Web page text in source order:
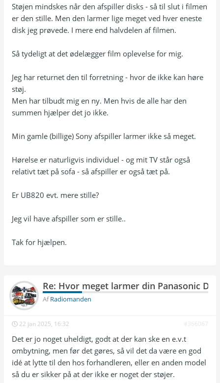
Støjen mindskes når den afspiller disks - så til slut i filmen
er den stille. Men den larmer lige meget ved hver eneste
disk jeg prøvede. I mere end halvdelen af filmen.
Så tydeligt at det ødelægger film oplevelse for mig.
Jeg har returnet den til forretning - hvor de ikke kan høre
støj.
Men har tilbudt mig en ny. Men hvis de alle har den
summen hjælper det jo ikke.
Min gamle (billige) Sony afspiller larmer ikke så meget.
Hørelse er naturligvis individuel - og mit TV står også
relativt tæt på sofa - så afspiller er også tæt på.
Er UB820 evt. mere stille?
Jeg vil have afspiller som er stille..
Tak for hjælpen.
Re: Hvor meget larmer din Panasonic DP-
AfRadiomanden
22 jan 2025, 16:32 #366067
Det er jo noget uheldigt, godt at der kan ske en e.v.t
ombytning, men før det gøres, så vil det da være en god
idé at lytte til den hos forhandleren, eller en anden model
så du er sikker på at der ikke er noget der støjer.